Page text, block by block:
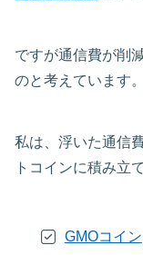
ですが通信費が削
のと考えています。
私は、浮いた通信
トコインに積み立
GMOコイン